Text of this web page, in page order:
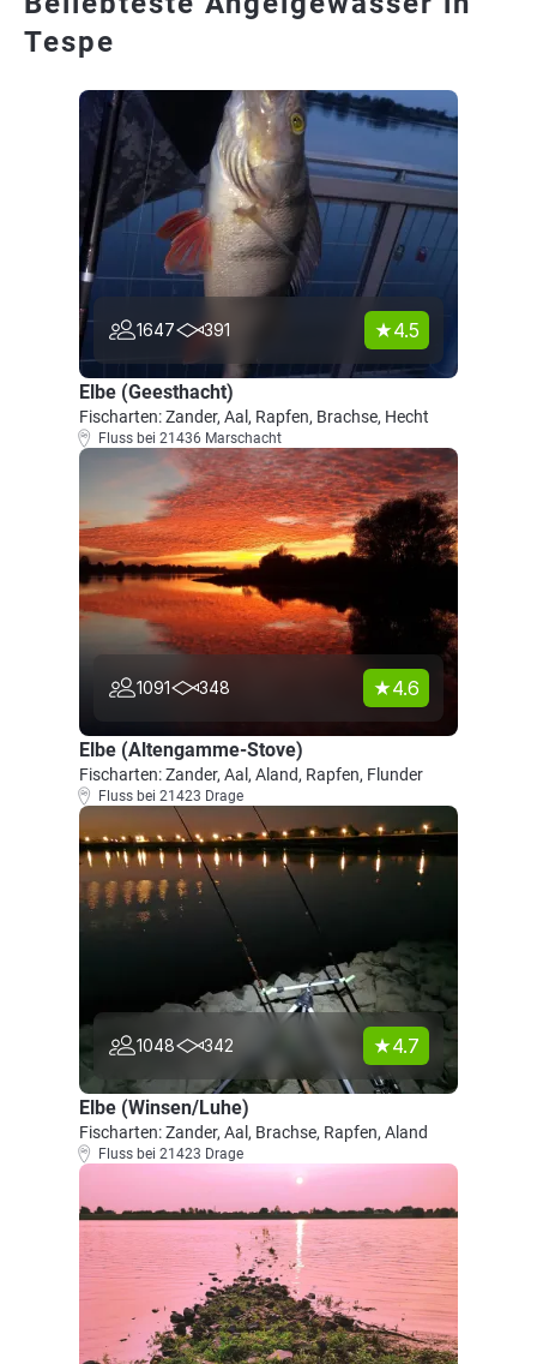
Tespe
1647 391 4.5
Elbe (Geesthacht)
Fischarten: Zander, Aal, Rapfen, Brachse, Hecht
Fluss bei 21436 Marschacht
1091 348 4.6
Elbe (Altengamme-Stove)
Fischarten: Zander, Aal, Aland, Rapfen, Flunder
Fluss bei 21423 Drage
1048 342 4.7
Elbe (Winsen/Luhe)
Fischarten: Zander, Aal, Brachse, Rapfen, Aland
Fluss bei 21423 Drage